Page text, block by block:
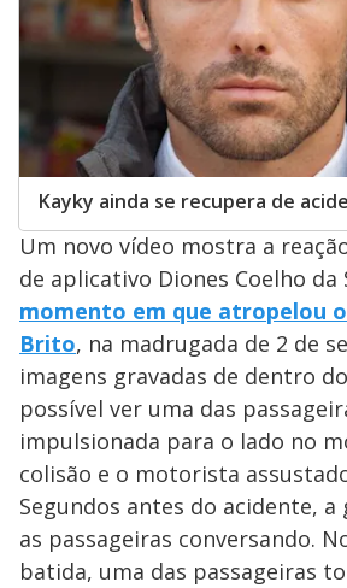
Kayky ainda se recupera de
Um novo vídeo mostra a
de aplicativo Diones Coelho da
momento em que atropelou
Brito, na madrugada de 2 de
imagens gravadas de dentro
possível ver uma das
impulsionada para o lado no
colisão e o motorista
Segundos antes do acidente,
as passageiras conversando.
batida, uma das passageiras